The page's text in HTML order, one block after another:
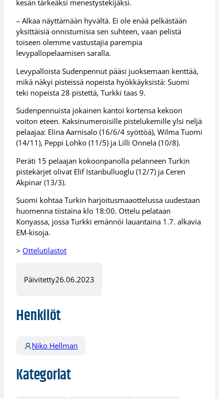
kesän tärkeäksi menestystekijäksi.
– Alkaa näyttämään hyvältä. Ei ole enää pelkästään
yksittäisiä onnistumisia sen suhteen, vaan pelistä
toiseen olemme vastustajia parempia
levypallopelaamisen saralla.
Levypalloista Sudenpennut pääsi juoksemaan kenttää,
mikä näkyi pisteissä nopeista hyökkäyksistä: Suomi
teki nopeista 28 pistettä, Turkki taas 9.
Sudenpennuista jokainen kantoi kortensa kekoon
voiton eteen. Kaksinumeroisille pistelukemille ylsi neljä
pelaajaa: Elina Aarnisalo (16/6/4 syöttöä), Wilma Tuomi
(14/11), Peppi Lohko (11/5) ja Lilli Onnela (10/8).
Peräti 15 pelaajan kokoonpanolla pelanneen Turkin
pistekärjet olivat Elif Istanbulluoglu (12/7) ja Ceren
Akpinar (13/3).
Suomi kohtaa Turkin harjoitusmaaottelussa uudestaan
huomenna tiistaina klo 18:00. Ottelu pelataan
Konyassa, jossa Turkki emännöi lauantaina 1.7. alkavia
EM-kisoja.
> Ottelutilastot
Päivitetty26.06.2023
Henkilöt
Niko Hellman
Kategoriat